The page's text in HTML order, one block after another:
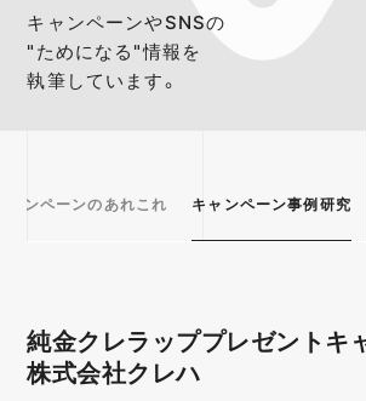
キャンペーンやSNSの
"ためになる"情報を
執筆しています。
ャンペーンのあれこれ キャンペーン事例研究
純金クレラッププレゼントキ
株式会社クレハ